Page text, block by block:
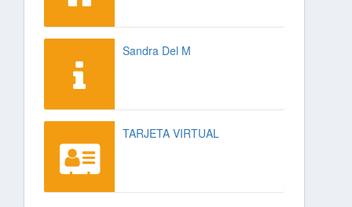
Sandra Del M
TARJETA VIRTUAL